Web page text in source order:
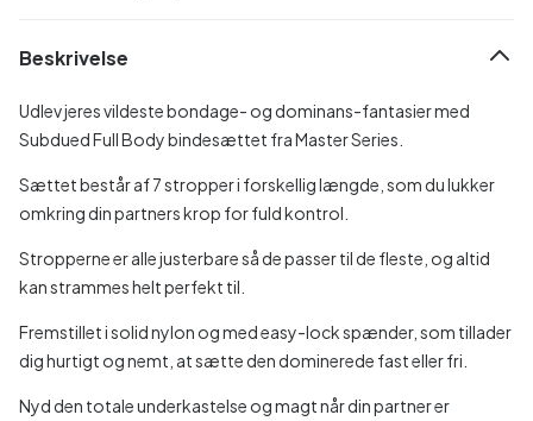
Beskrivelse
Udlev jeres vildeste bondage- og dominans-fantasier med
Subdued Full Body bindesættet fra Master Series.
Sættet består af 7 stropper i forskellig længde, som du lukker
omkring din partners krop for fuld kontrol.
Stropperne er alle justerbare så de passer til de fleste, og altid
kan strammes helt perfekt til.
Fremstillet i solid nylon og med easy-lock spænder, som tillader
dig hurtigt og nemt, at sætte den dominerede fast eller fri.
Nyd den totale underkastelse og magt når din partner er